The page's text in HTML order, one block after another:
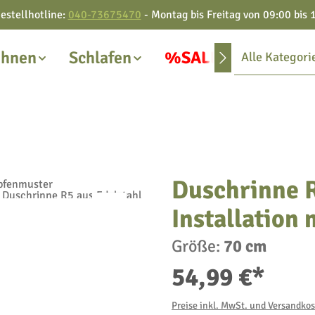
040-73675470 - Montag bis Freitag von 09:00 bis
Schlafen %SALE% Alle
Duschrinne
Installation
Größe: 70 cm
54,99 €*
Preise inkl. MwSt. und